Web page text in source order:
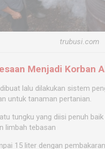
trubusi.com
Menjadi Korban
lalu dilakukan sistem
untuk tanaman pertanian.
tungku yang diisi penuh
limbah tebasan
15 liter dengan